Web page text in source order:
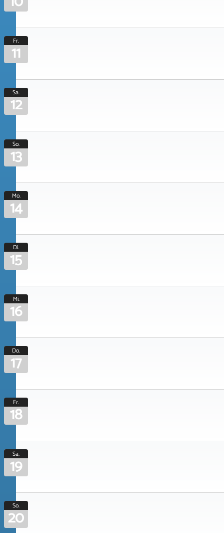
Fr.
11
Sa.
12
So.
13
Mo.
14
Di.
15
Mi.
16
Do.
17
Fr.
18
Sa.
19
So.
20